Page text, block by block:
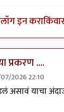
लॉग इन कराकिंवा
प्रकरण ....
2026 22:10
असावं याचा